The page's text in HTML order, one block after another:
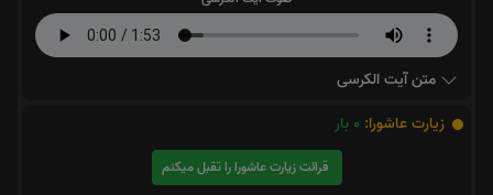
متن آیت الکرسی
زیارت عاشورا: 0 بار
قرائت زیارت عاشورا را تقبل میکنم